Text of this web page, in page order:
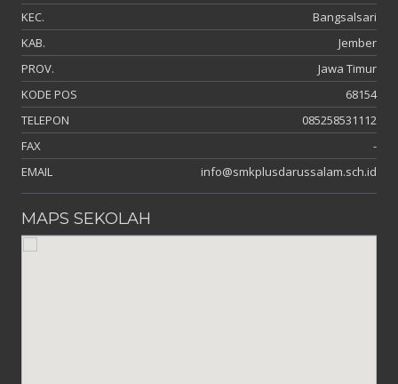
KEC.
Bangsalsari
KAB.
Jember
PROV.
Jawa Timur
KODE POS
68154
TELEPON
085258531112
FAX
-
EMAIL
info@smkplusdarussalam.sch.id
MAPS SEKOLAH